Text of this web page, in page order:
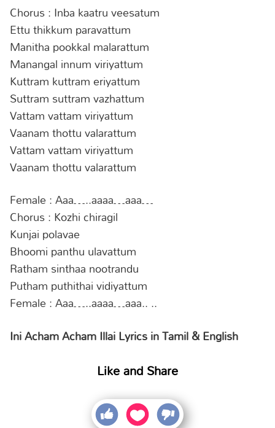
Chorus : Inba kaatru veesatum
Ettu thikkum paravattum
Manitha pookkal malarattum
Manangal innum viriyattum
Kuttram kuttram eriyattum
Suttram suttram vazhattum
Vattam vattam viriyattum
Vaanam thottu valarattum
Vattam vattam viriyattum
Vaanam thottu valarattum
Female : Aaa…..aaaa…aaa…
Chorus : Kozhi chiragil
Kunjai polavae
Bhoomi panthu ulavattum
Ratham sinthaa nootrandu
Putham puthithai vidiyattum
Female : Aaa…..aaaa…aaa.. ..
Ini Acham Acham Illai Lyrics in Tamil & English
Like and Share